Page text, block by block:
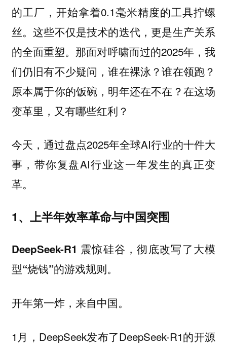
的工厂，开始拿着0.1毫米精度的工具拧螺
丝。这些不仅是技术的迭代，更是生产关系
的全面重塑。那面对呼啸而过的2025年，我
们仍旧有不少疑问，谁在裸泳？谁在领跑？
原本属于你的饭碗，明年还在不在？在这场
变革里，又有哪些红利？
今天，通过盘点2025年全球AI行业的十件大
事，带你复盘AI行业这一年发生的真正变
革。
1、上半年效率革命与中国突围
DeepSeek-R1 震惊硅谷，彻底改写了大模
型“烧钱”的游戏规则。
开年第一炸，来自中国。
1月，DeepSeek发布了DeepSeek-R1的开源